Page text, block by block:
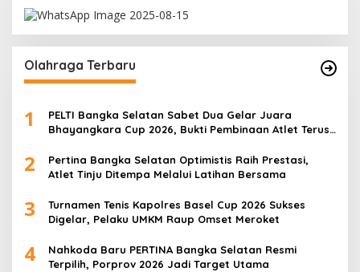
Olahraga Terbaru
1
PELTI Bangka Selatan Sabet Dua Gelar Juara
Bhayangkara Cup 2026, Bukti Pembinaan Atlet Terus
2
Pertina Bangka Selatan Optimistis Raih Prestasi,
Atlet Tinju Ditempa Melalui Latihan Bersama
3
Turnamen Tenis Kapolres Basel Cup 2026 Sukses
Digelar, Pelaku UMKM Raup Omset Meroket
4
Nahkoda Baru PERTINA Bangka Selatan Resmi
Terpilih, Porprov 2026 Jadi Target Utama